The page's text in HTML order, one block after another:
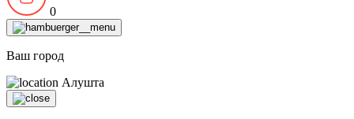
0
Ваш город
Алушта